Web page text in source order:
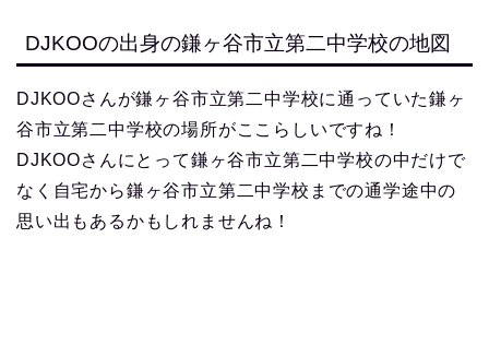
DJKOOの出身の鎌ヶ谷市立第二中学校の地図
DJKOOさんが鎌ヶ谷市立第二中学校に通っていた鎌ヶ
谷市立第二中学校の場所がここらしいですね！
DJKOOさんにとって鎌ヶ谷市立第二中学校の中だけで
なく自宅から鎌ヶ谷市立第二中学校までの通学途中の
思い出もあるかもしれませんね！